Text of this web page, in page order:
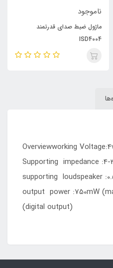
ناموجود
ماژول ضبط صدای قدرتمند
ISD4004
Overviewworking
Supporting impedance :4-
supporting loudspeaker
output power :750mW
(digital output)